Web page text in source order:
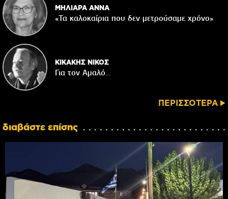
ΜΗΛΙΑΡΑ ΑΝΝΑ
«Τα καλοκαίρια που δεν μετρούσαμε χρόνο»
ΚΙΚΑΚΗΣ ΝΙΚΟΣ
Για τον Αμαλό…
ΠΕΡΙΣΣΟΤΕΡΑ
διαβάστε επίσης